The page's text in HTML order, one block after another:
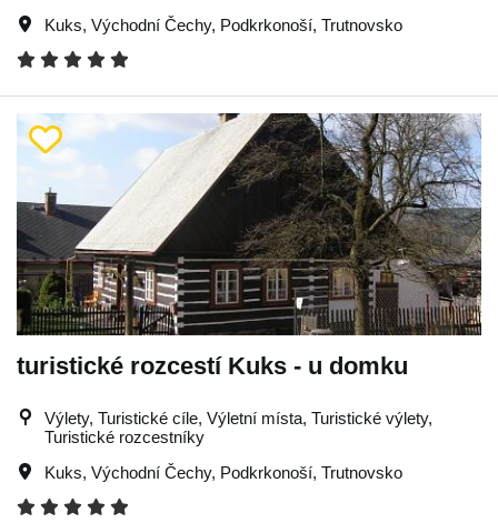
Kuks, Východní Čechy, Podkrkonoší, Trutnovsko
turistické rozcestí Kuks - u domku
Výlety, Turistické cíle, Výletní místa, Turistické výlety,
Turistické rozcestníky
Kuks, Východní Čechy, Podkrkonoší, Trutnovsko